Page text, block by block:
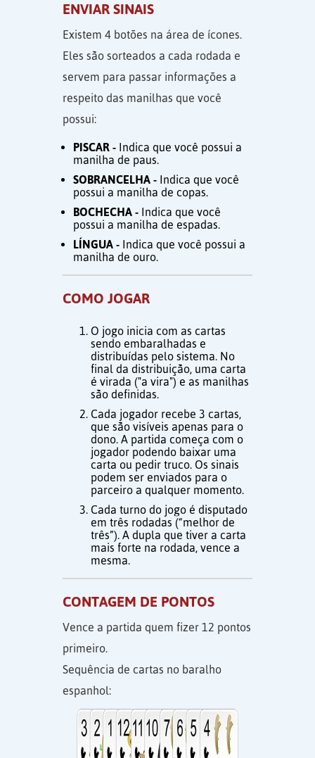
ENVIAR SINAIS
Existem 4 botões na área de ícones.
Eles são sorteados a cada rodada e
servem para passar informações a
respeito das manilhas que você
possui:
PISCAR - Indica que você possui a
manilha de paus.
SOBRANCELHA - Indica que você
possui a manilha de copas.
BOCHECHA - Indica que você
possui a manilha de espadas.
LÍNGUA - Indica que você possui a
manilha de ouro.
COMO JOGAR
O jogo inicia com as cartas
sendo embaralhadas e
distribuídas pelo sistema. No
final da distribuição, uma carta
é virada ("a vira") e as manilhas
são definidas.
Cada jogador recebe 3 cartas,
que são visíveis apenas para o
dono. A partida começa com o
jogador podendo baixar uma
carta ou pedir truco. Os sinais
podem ser enviados para o
parceiro a qualquer momento.
Cada turno do jogo é disputado
em três rodadas (“melhor de
três”). A dupla que tiver a carta
mais forte na rodada, vence a
mesma.
CONTAGEM DE PONTOS
Vence a partida quem fizer 12 pontos
primeiro.
Sequência de cartas no baralho
espanhol: